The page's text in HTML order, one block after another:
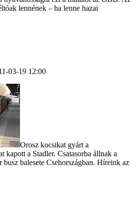
lennének – ha lenne hazai
03-19 12:00
Orosz kocsikat gyárt a
kapott a Stadler. Csatasorba állnak a
balesete Csehországban. Híreink az